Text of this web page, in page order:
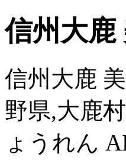
信州大鹿
信州大鹿
野県,大鹿
ょうれん